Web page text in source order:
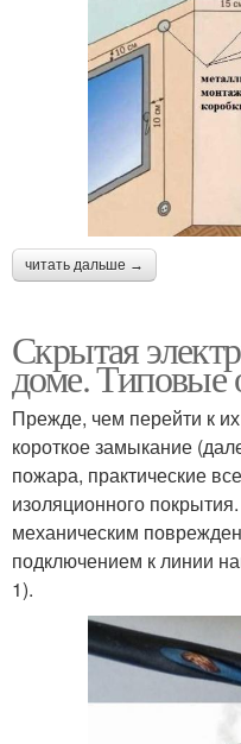
читать дальше →
Скрытая
доме.
Прежде, чем перейти к
короткое замыкание
пожара, практические
изоляционного
механическим
подключением к линии
1).